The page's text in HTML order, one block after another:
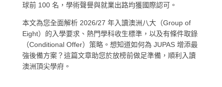
球前 100 名，學術聲譽與就業出路均獲國際認可。
本文為您全面解析 2026/27 年入讀澳洲八大（Group of
Eight）的入學要求、熱門學科收生標準，以及有條件取錄
（Conditional Offer）策略。想知道如何為 JUPAS 增添最
強後備方案？這篇文章助您於放榜前做足準備，順利入讀
澳洲頂尖學府。